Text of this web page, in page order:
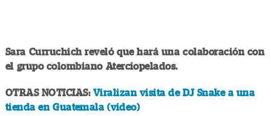
Sara Curruchich reveló que hará una colaboración con
el grupo colombiano Aterciopelados.
OTRAS NOTICIAS: Viralizan visita de DJ Snake a una
tienda en Guatemala (video)